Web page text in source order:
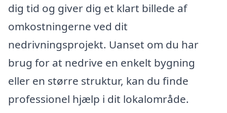
dig tid og giver dig et klart billede af
omkostningerne ved dit
nedrivningsprojekt. Uanset om du har
brug for at nedrive en enkelt bygning
eller en større struktur, kan du finde
professionel hjælp i dit lokalområde.